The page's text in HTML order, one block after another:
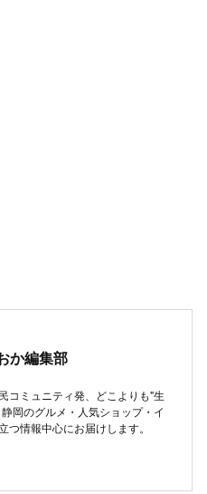
か編集部
コミュニティ発、どこよりも"生
岡のグルメ・人気ショップ・イ
情報中心にお届けします。